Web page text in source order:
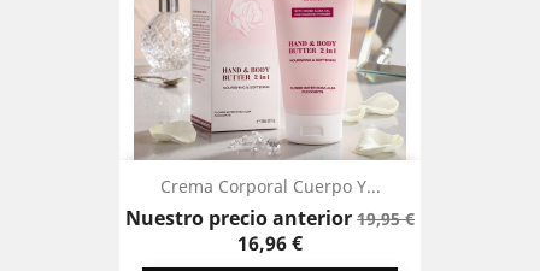
Crema Corporal Cuerpo Y...
Nuestro precio anteriorPrecio
19,95 €Precio
16,96 €